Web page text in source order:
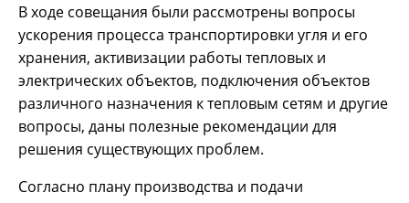
В ходе совещания были рассмотрены вопросы
ускорения процесса транспортировки угля и его
хранения, активизации работы тепловых и
электрических объектов, подключения объектов
различного назначения к тепловым сетям и другие
вопросы, даны полезные рекомендации для
решения существующих проблем.
Согласно плану производства и подачи